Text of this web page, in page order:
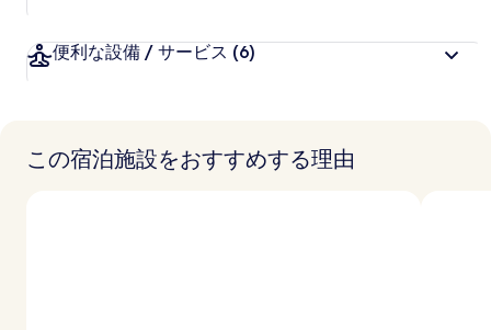
ミ
便利な設備 / サービス (6)
この宿泊施設をおすすめする理由